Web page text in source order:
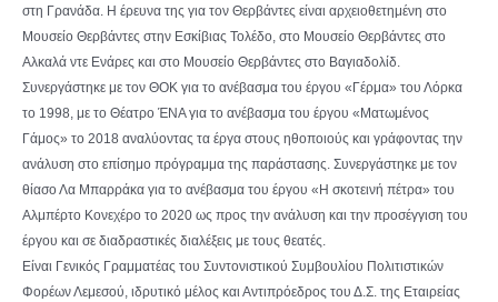
στη Γρανάδα. Η έρευνα της για τον Θερβάντες είναι αρχειοθετημένη στο
Μουσείο Θερβάντες στην Εσκίβιας Τολέδο, στο Μουσείο Θερβάντες στο
Αλκαλά ντε Ενάρες και στο Μουσείο Θερβάντες στο Βαγιαδολίδ.
Συνεργάστηκε με τον ΘΟΚ για το ανέβασμα του έργου «Γέρμα» του Λόρκα
το 1998, με το Θέατρο ΈΝΑ για το ανέβασμα του έργου «Ματωμένος
Γάμος» το 2018 αναλύοντας τα έργα στους ηθοποιούς και γράφοντας την
ανάλυση στο επίσημο πρόγραμμα της παράστασης. Συνεργάστηκε με τον
θίασο Λα Μπαρράκα για το ανέβασμα του έργου «Η σκοτεινή πέτρα» του
Αλμπέρτο Κονεχέρο το 2020 ως προς την ανάλυση και την προσέγγιση του
έργου και σε διαδραστικές διαλέξεις με τους θεατές.
Είναι Γενικός Γραμματέας του Συντονιστικού Συμβουλίου Πολιτιστικών
Φορέων Λεμεσού, ιδρυτικό μέλος και Αντιπρόεδρος του Δ.Σ. της Εταιρείας